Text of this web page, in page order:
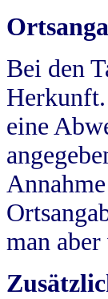
Bei den
Herkunft.
eine
man